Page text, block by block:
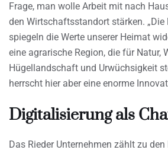
Frage, man wolle Arbeit mit nach
den Wirtschaftsstandort stärken.
spiegeln die Werte unserer Heimat
eine agrarische Region, die für Natur,
Hügellandschaft und Urwüchsigkeit
herrscht hier aber eine enorme
Digitalisierung als
Das Rieder Unternehmen zählt zu